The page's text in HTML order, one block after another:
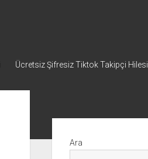
Ücretsiz Şifresiz Tiktok Takipçi Hilesi
Menü
Ara